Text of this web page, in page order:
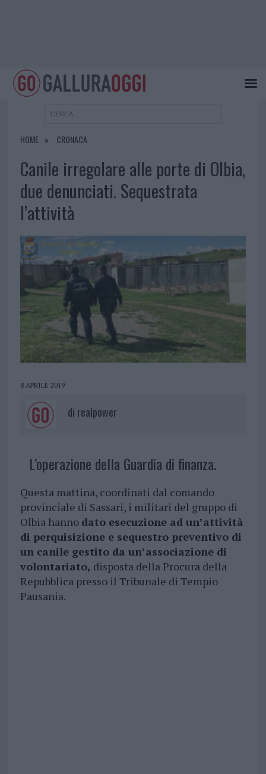
HOME CRONACA
Canile irregolare alle porte di Olbia,
due denunciati. Sequestrata
l’attività
8 APRILE 2019
di realpower
L’operazione della Guardia di finanza.
Questa mattina, coordinati dal comando
provinciale di Sassari, i militari del gruppo di
Olbia hanno dato esecuzione ad un’attività
di perquisizione e sequestro preventivo di
un canile gestito da un’associazione di
volontariato, disposta della Procura della
Repubblica presso il Tribunale di Tempio
Pausania.